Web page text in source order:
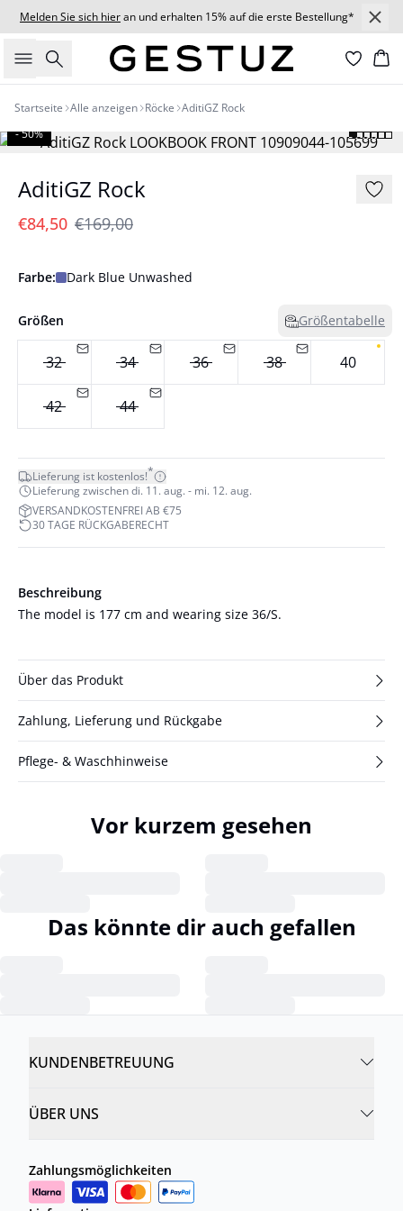
Melden Sie sich hieran und erhalten 15% auf die erste Bestellung*
Suche
Startseite Alle anzeigen Röcke AditiGZ Rock
- 50%
AditiGZ Rock
€84,50 €169,00
Farbe: Dark Blue Unwashed
Größen Größentabelle
32 34 36 38 40
42 44
Lieferung ist kostenlos!*
Lieferung zwischen di. 11. aug. - mi. 12. aug.
VERSANDKOSTENFREI AB €75
30 TAGE RÜCKGABERECHT
Beschreibung
The model is 177 cm and wearing size 36/S.
Über das Produkt
Zahlung, Lieferung und Rückgabe
Pflege- & Waschhinweise
Vor kurzem gesehen
Das könnte dir auch gefallen
KUNDENBETREUUNG
ÜBER UNS
Zahlungsmöglichkeiten